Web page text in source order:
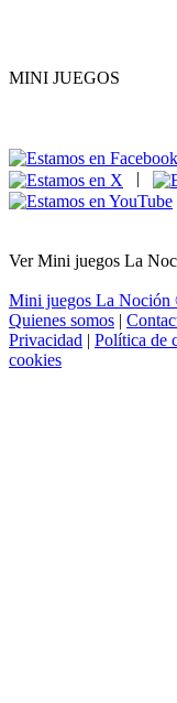
MINI JUEGOS
|
Ver Mini juegos La
Mini juegos La Noción
Quienes somos |
Privacidad | Política de
cookies